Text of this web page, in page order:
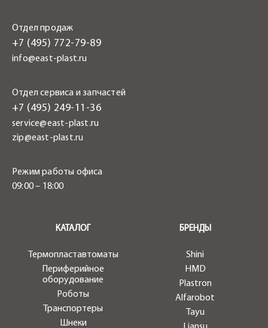
Отдел продаж
+7 (495) 772-79-89
info@east-plast.ru
Отдел сервиса и запчастей
+7 (495) 249-11-36
service@east-plast.ru
zip@east-plast.ru
Режим работы офиса
09:00 – 18:00
КАТАЛОГ
Термопластавтоматы
Периферийное
оборудование
Роботы
Транспортеры
Шнеки
БРЕНДЫ
Shini
HMD
Plastron
Alfarobot
Tayu